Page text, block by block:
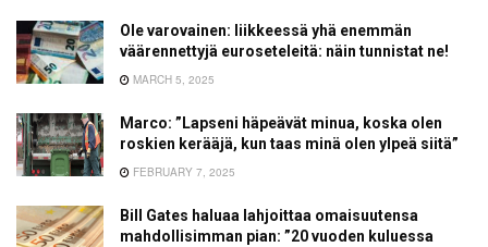
Ole varovainen: liikkeessä yhä enemmän
väärennettyjä euroseteleitä: näin tunnistat ne!
MARCH 5, 2025
Marco: ”Lapseni häpeävät minua, koska olen
roskien kerääjä, kun taas minä olen ylpeä siitä”
FEBRUARY 7, 2025
Bill Gates haluaa lahjoittaa omaisuutensa
mahdollisimman pian: ”20 vuoden kuluessa